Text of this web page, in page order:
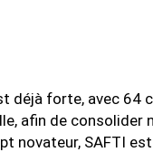
déjà forte, avec 64
afin de
novateur, SAFTI